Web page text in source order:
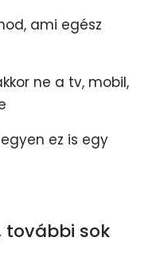
ami egész
ne a tv, mobil,
ez is egy
további sok